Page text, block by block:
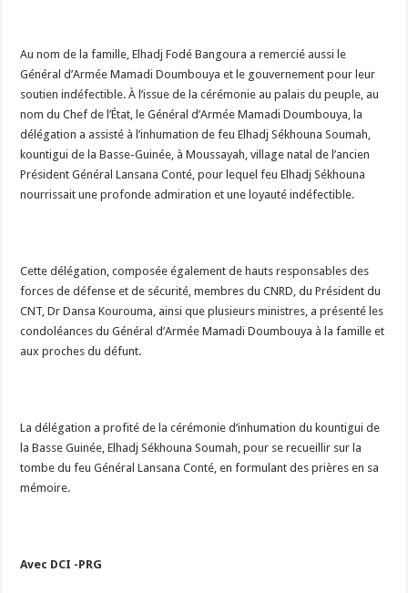
Au nom de la famille, Elhadj Fodé Bangoura a remercié aussi le
Général d’Armée Mamadi Doumbouya et le gouvernement pour leur
soutien indéfectible. À l’issue de la cérémonie au palais du peuple, au
nom du Chef de l’État, le Général d’Armée Mamadi Doumbouya, la
délégation a assisté à l’inhumation de feu Elhadj Sékhouna Soumah,
kountigui de la Basse-Guinée, à Moussayah, village natal de l’ancien
Président Général Lansana Conté, pour lequel feu Elhadj Sékhouna
nourrissait une profonde admiration et une loyauté indéfectible.
Cette délégation, composée également de hauts responsables des
forces de défense et de sécurité, membres du CNRD, du Président du
CNT, Dr Dansa Kourouma, ainsi que plusieurs ministres, a présenté les
condoléances du Général d’Armée Mamadi Doumbouya à la famille et
aux proches du défunt.
La délégation a profité de la cérémonie d’inhumation du kountigui de
la Basse Guinée, Elhadj Sékhouna Soumah, pour se recueillir sur la
tombe du feu Général Lansana Conté, en formulant des prières en sa
mémoire.
Avec DCI -PRG